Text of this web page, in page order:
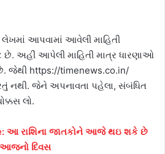
આપવામાં આવેલી માહિતી
અહીં આપેલી માહિતી માત્ર ધારણાઓ
જેથી https://timenews.co.in/
નથી. જેને અપનાવતા પહેલા, સંબંધિત
લો.
આ રાશિના જાતકોને આજે થઇ શકે છે
દિવસ